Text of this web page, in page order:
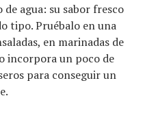
agua: su sabor fresco
tipo. Pruébalo en una
en marinadas de
incorpora un poco de
para conseguir un